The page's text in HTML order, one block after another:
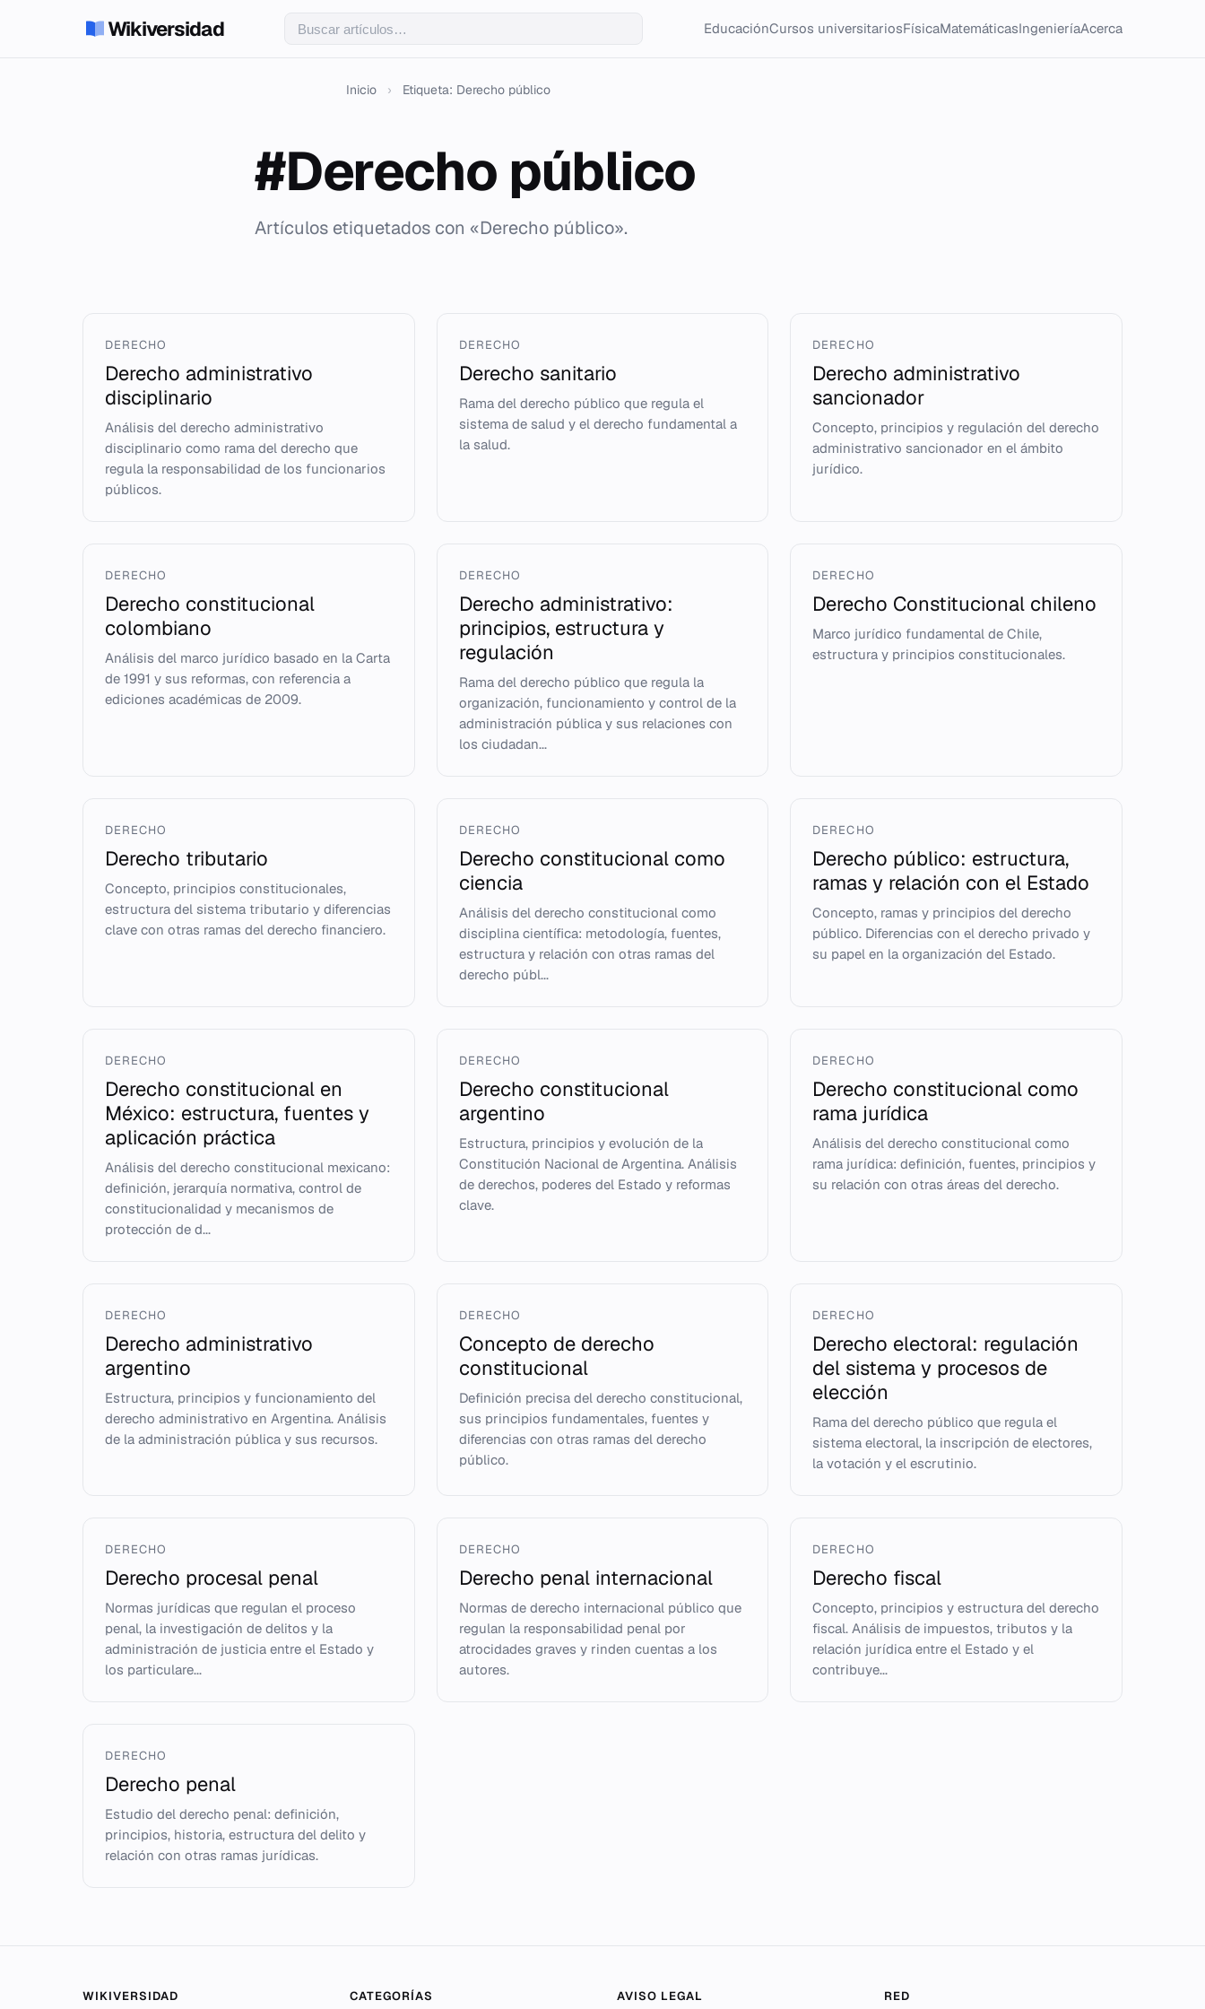
Wikiversidad EducaciónCursos universitariosFísicaMatemáticasIngenieríaAcerca
Inicio › Etiqueta: Derecho público
#Derecho público
Artículos etiquetados con «Derecho público».
DERECHO
Derecho administrativo
disciplinario
Análisis del derecho administrativo
disciplinario como rama del derecho que
regula la responsabilidad de los funcionarios
públicos.
DERECHO
Derecho sanitario
Rama del derecho público que regula el
sistema de salud y el derecho fundamental a
la salud.
DERECHO
Derecho administrativo
sancionador
Concepto, principios y regulación del derecho
administrativo sancionador en el ámbito
jurídico.
DERECHO
Derecho constitucional
colombiano
Análisis del marco jurídico basado en la Carta
de 1991 y sus reformas, con referencia a
ediciones académicas de 2009.
DERECHO
Derecho administrativo:
principios, estructura y
regulación
Rama del derecho público que regula la
organización, funcionamiento y control de la
administración pública y sus relaciones con
los ciudadan...
DERECHO
Derecho Constitucional chileno
Marco jurídico fundamental de Chile,
estructura y principios constitucionales.
DERECHO
Derecho tributario
Concepto, principios constitucionales,
estructura del sistema tributario y diferencias
clave con otras ramas del derecho financiero.
DERECHO
Derecho constitucional como
ciencia
Análisis del derecho constitucional como
disciplina científica: metodología, fuentes,
estructura y relación con otras ramas del
derecho públ...
DERECHO
Derecho público: estructura,
ramas y relación con el Estado
Concepto, ramas y principios del derecho
público. Diferencias con el derecho privado y
su papel en la organización del Estado.
DERECHO
Derecho constitucional en
México: estructura, fuentes y
aplicación práctica
Análisis del derecho constitucional mexicano:
definición, jerarquía normativa, control de
constitucionalidad y mecanismos de
protección de d...
DERECHO
Derecho constitucional
argentino
Estructura, principios y evolución de la
Constitución Nacional de Argentina. Análisis
de derechos, poderes del Estado y reformas
clave.
DERECHO
Derecho constitucional como
rama jurídica
Análisis del derecho constitucional como
rama jurídica: definición, fuentes, principios y
su relación con otras áreas del derecho.
DERECHO
Derecho administrativo
argentino
Estructura, principios y funcionamiento del
derecho administrativo en Argentina. Análisis
de la administración pública y sus recursos.
DERECHO
Concepto de derecho
constitucional
Definición precisa del derecho constitucional,
sus principios fundamentales, fuentes y
diferencias con otras ramas del derecho
público.
DERECHO
Derecho electoral: regulación
del sistema y procesos de
elección
Rama del derecho público que regula el
sistema electoral, la inscripción de electores,
la votación y el escrutinio.
DERECHO
Derecho procesal penal
Normas jurídicas que regulan el proceso
penal, la investigación de delitos y la
administración de justicia entre el Estado y
los particulare...
DERECHO
Derecho penal internacional
Normas de derecho internacional público que
regulan la responsabilidad penal por
atrocidades graves y rinden cuentas a los
autores.
DERECHO
Derecho fiscal
Concepto, principios y estructura del derecho
fiscal. Análisis de impuestos, tributos y la
relación jurídica entre el Estado y el
contribuye...
DERECHO
Derecho penal
Estudio del derecho penal: definición,
principios, historia, estructura del delito y
relación con otras ramas jurídicas.
WIKIVERSIDAD CATEGORÍAS AVISO LEGAL RED